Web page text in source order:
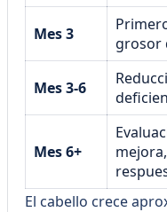
Mes 3
grosor
Mes 3-6
Mes 6+
El cabello crece